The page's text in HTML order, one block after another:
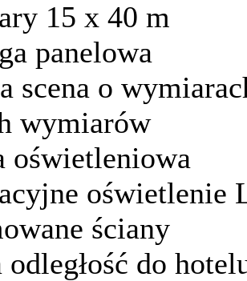
15 x 40 m
panelowa
scena o
wymiarów
oświetleniowa
oświetlenie
ściany
do